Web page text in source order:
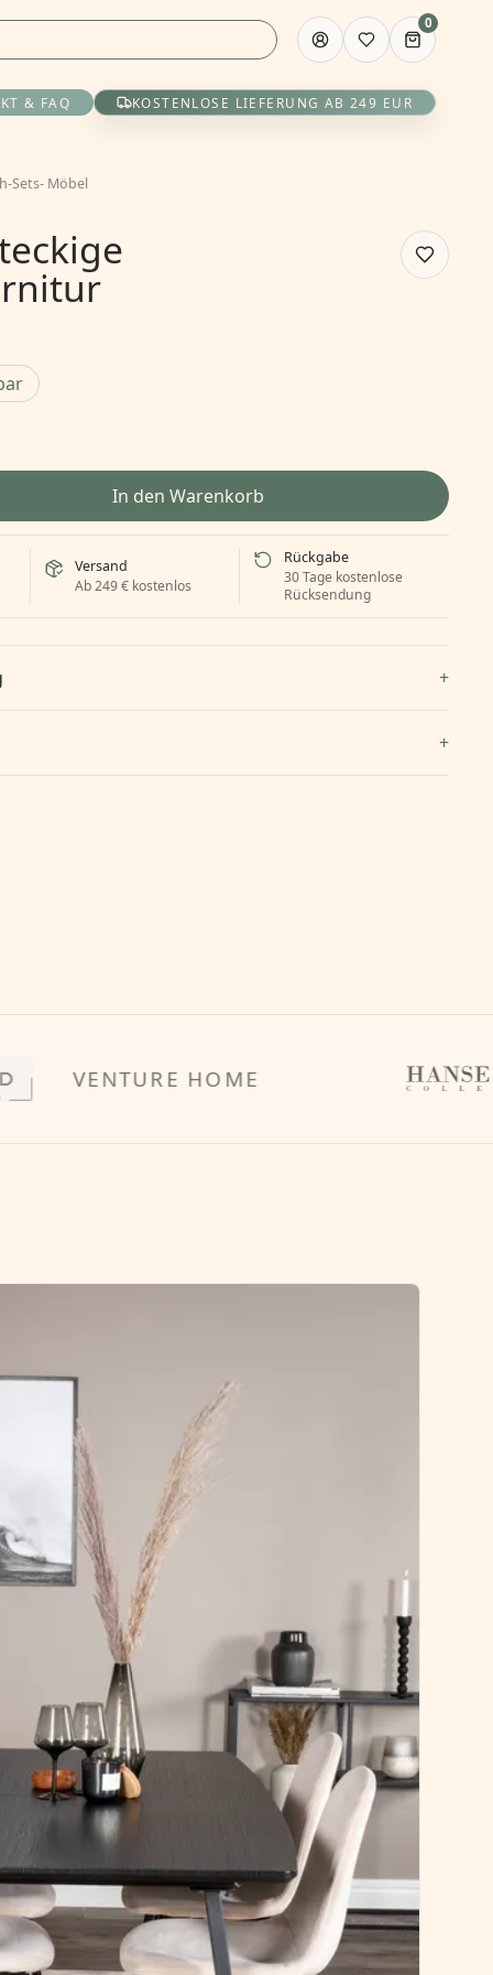
0
& FAQ KOSTENLOSE LIEFERUNG AB 249 EUR
Sets- Möbel
In den Warenkorb
Versand
Ab 249 € kostenlos
Rückgabe
30 Tage kostenlose
Rücksendung
HOME